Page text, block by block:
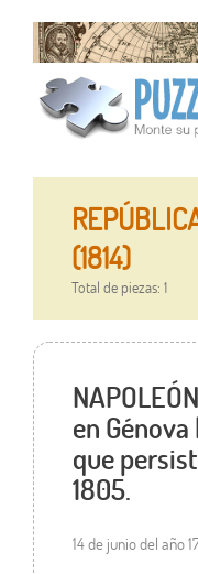
(1814)
Total de piezas: 1
en
que
1805.
14 de junio del año